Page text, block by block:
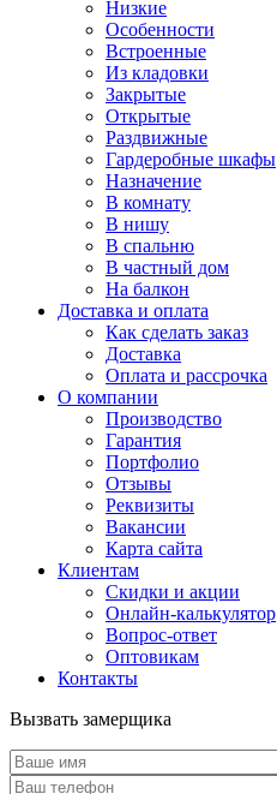
Низкие
Особенности
Встроенные
Из кладовки
Закрытые
Открытые
Раздвижные
Гардеробные шкафы
Назначение
В комнату
В нишу
В спальню
В частный дом
На балкон
Доставка и оплата
Как сделать заказ
Доставка
Оплата и рассрочка
О компании
Производство
Гарантия
Портфолио
Отзывы
Реквизиты
Вакансии
Карта сайта
Клиентам
Скидки и акции
Онлайн-калькулятор
Вопрос-ответ
Оптовикам
Контакты
Вызвать замерщика